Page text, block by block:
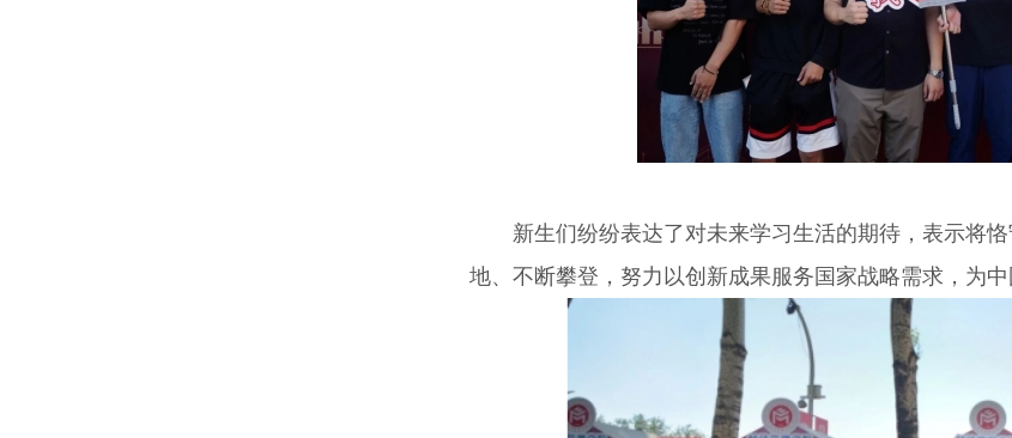
新生们纷纷表达了对未来学习生活的期待，表示将
地、不断攀登，努力以创新成果服务国家战略需求，为中